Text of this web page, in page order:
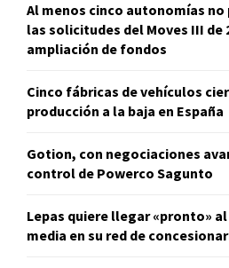
Al menos cinco autonomías
las solicitudes del Moves III de
ampliación de fondos
Cinco fábricas de vehículos
producción a la baja en España
Gotion, con negociaciones
control de Powerco Sagunto
Lepas quiere llegar «pronto»
media en su red de